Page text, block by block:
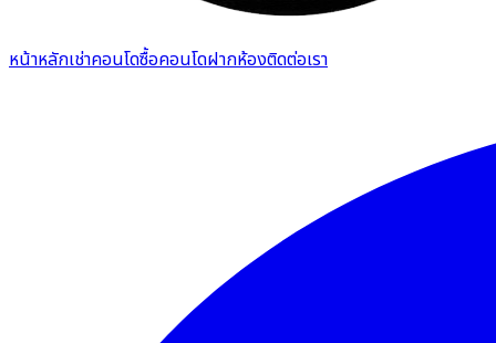
หน้าหลักเช่าคอนโดซื้อคอนโดฝากห้องติดต่อเรา